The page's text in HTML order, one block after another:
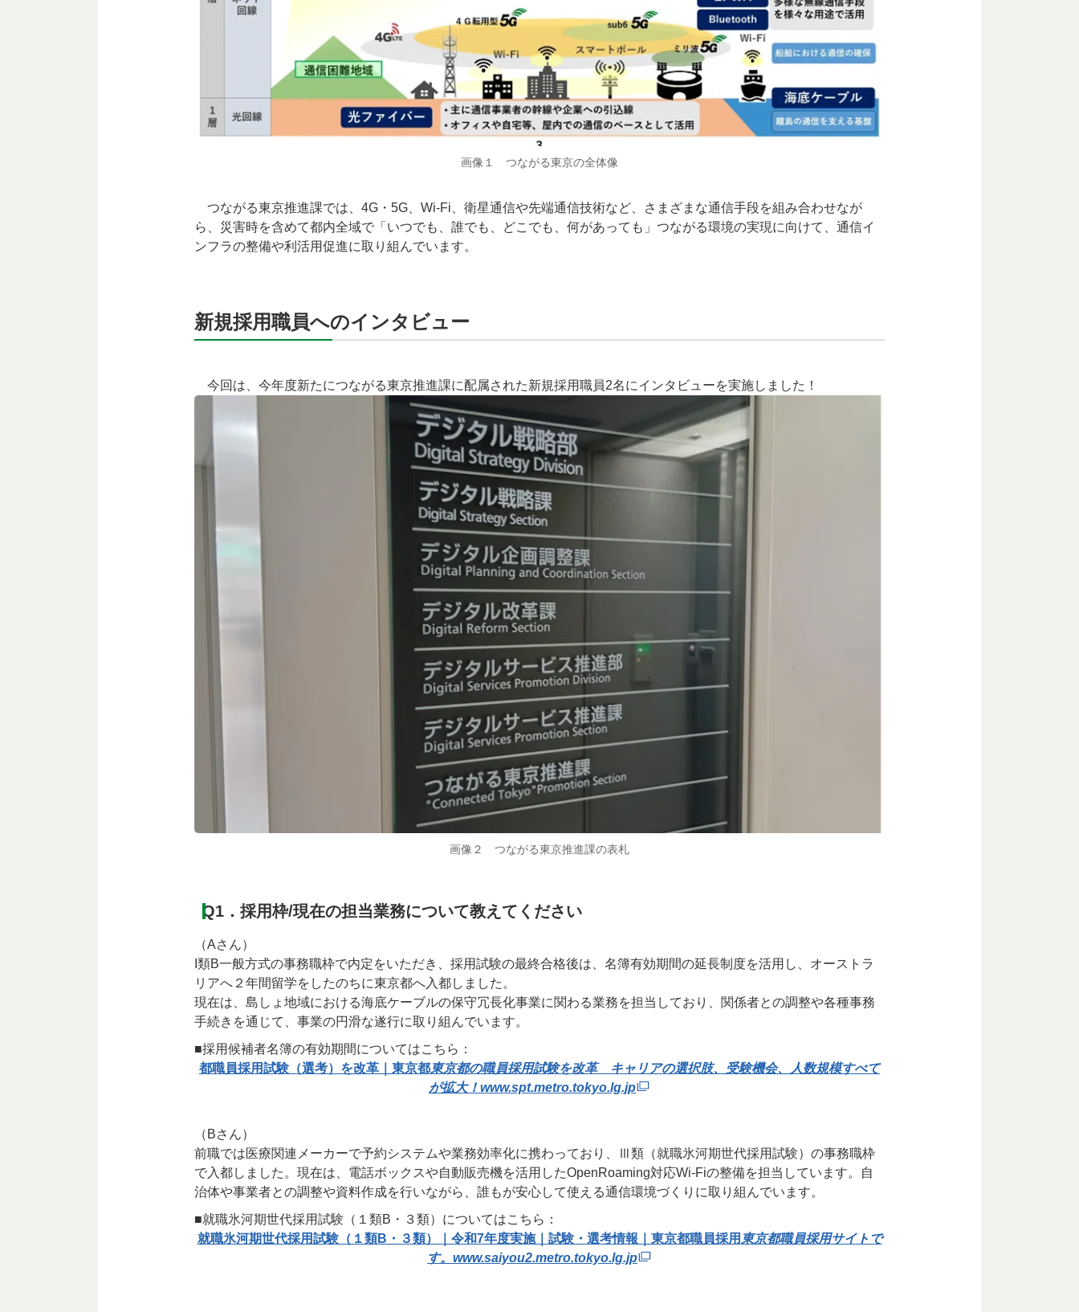
画像１ つながる東京の全体像
つながる東京推進課では、4G・5G、Wi‑Fi、衛星通信や先端通信技術など、さまざまな通信手段を組み合わせなが
ら、災害時を含めて都内全域で「いつでも、誰でも、どこでも、何があっても」つながる環境の実現に向けて、通信イ
ンフラの整備や利活用促進に取り組んでいます。
新規採用職員へのインタビュー
今回は、今年度新たにつながる東京推進課に配属された新規採用職員2名にインタビューを実施しました！
画像２ つながる東京推進課の表札
Q1．採用枠/現在の担当業務について教えてください
（Aさん）
I類B一般方式の事務職枠で内定をいただき、採用試験の最終合格後は、名簿有効期間の延長制度を活用し、オーストラ
リアへ２年間留学をしたのちに東京都へ入都しました。
現在は、島しょ地域における海底ケーブルの保守冗長化事業に関わる業務を担当しており、関係者との調整や各種事務
手続きを通じて、事業の円滑な遂行に取り組んでいます。
■採用候補者名簿の有効期間についてはこちら：
都職員採用試験（選考）を改革｜東京都東京都の職員採用試験を改革 キャリアの選択肢、受験機会、人数規模すべて
が拡大！www.spt.metro.tokyo.lg.jp
（Bさん）
前職では医療関連メーカーで予約システムや業務効率化に携わっており、Ⅲ類（就職氷河期世代採用試験）の事務職枠
で入都しました。現在は、電話ボックスや自動販売機を活用したOpenRoaming対応Wi-Fiの整備を担当しています。自
治体や事業者との調整や資料作成を行いながら、誰もが安心して使える通信環境づくりに取り組んでいます。
■就職氷河期世代採用試験（１類B・３類）についてはこちら：
就職氷河期世代採用試験（１類B・３類）｜令和7年度実施｜試験・選考情報｜東京都職員採用 東京都職員採用サイトで
す。 www.saiyou2.metro.tokyo.lg.jp